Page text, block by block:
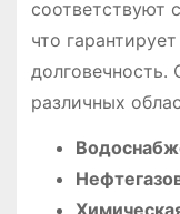
соответствуют
что
различных